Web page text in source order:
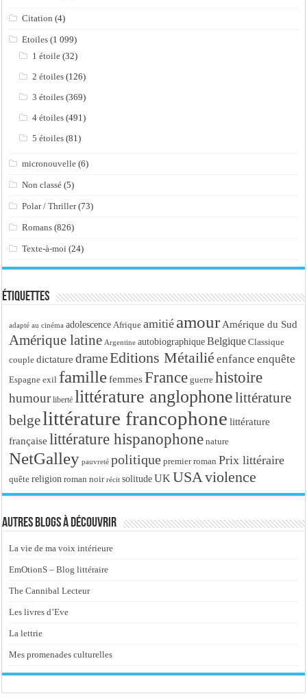
Citation (4)
Etoiles (1 099)
1 étoile (32)
2 étoiles (126)
3 étoiles (369)
4 étoiles (491)
5 étoiles (81)
micronouvelle (6)
Non classé (5)
Polar / Thriller(73)
Romans (826)
Texte-à-moi (24)
Étiquettes
adapté au cinéma adolescence Afrique amitié amour Amérique du Sud
Amérique latine Argentine autobiographique Belgique Classique
couple dictature drameEditions Métailié enfance enquête
Espagne exil famille femmes France guerre histoire
humour liberté littérature anglophonelittérature
belgelittérature francophone littérature
française littérature hispanophone nature
NetGalley pauvreté politique premier roman Prix littéraire
quête religion roman noir récit solitude UK USA violence
Autres blogs à découvrir
La vie de ma voix intérieure
EmOtionS – Blog littéraire
The Cannibal Lecteur
Les livres d’Eve
La lettrie
Mes promenades culturelles